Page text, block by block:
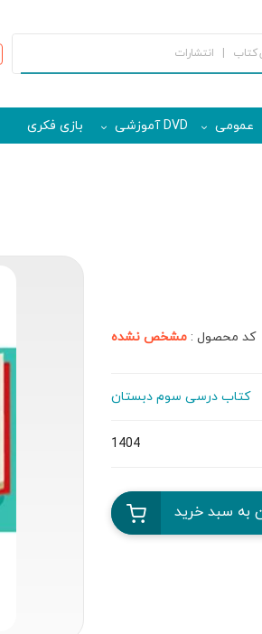
عمومی DVD آموزشی بازی فکری
کد محصول : مشخص نشده
کتاب درسی سوم دبستان
1404
به سبد خرید